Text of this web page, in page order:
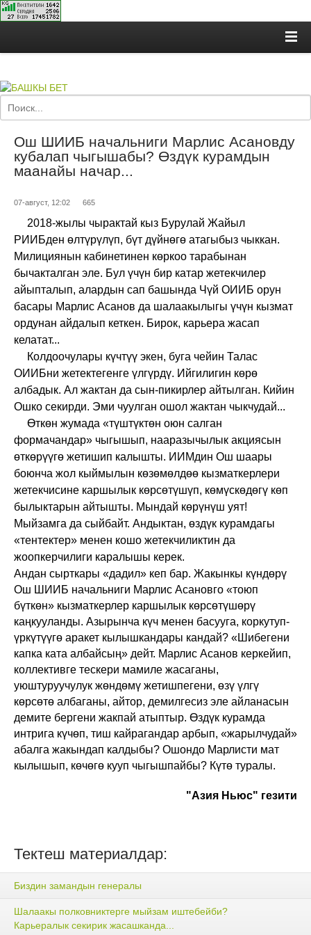
Ош ШИИБ начальниги Марлис Асановду
кубалап чыгышабы? Өздүк курамдын
маанайы начар...
07-август, 12:02 665
2018-жылы чырактай кыз Бурулай Жайыл
РИИБден өлтүрүлүп, бүт дүйнөгө атагыбыз чыккан.
Милициянын кабинетинен көркоо тарабынан
бычакталган эле. Бул үчүн бир катар жетекчилер
айыпталып, алардын сап башында Чүй ОИИБ орун
басары Марлис Асанов да шалаакылыгы үчүн кызмат
ордунан айдалып кеткен. Бирок, карьера жасап
келатат...
Колдоочулары күчтүү экен, буга чейин Талас
ОИИБни жетектегенге үлгүрдү. Ийгилигин көрө
албадык. Ал жактан да сын-пикирлер айтылган. Кийин
Ошко секирди. Эми чуулган ошол жактан чыкчудай...
Өткөн жумада «түштүктөн оюн салган
формачандар» чыгышып, нааразычылык акциясын
өткөрүүгө жетишип калышты. ИИМдин Ош шаары
боюнча жол кыймылын көзөмөлдөө кызматкерлери
жетекчисине каршылык көрсөтүшүп, көмүскөдөгү көп
былыктарын айтышты. Мындай көрүнүш уят!
Мыйзамга да сыйбайт. Андыктан, өздүк курамдагы
«тентектер» менен кошо жетекчиликтин да
жоопкерчилиги каралышы керек.
Андан сырткары «дадил» кеп бар. Жакынкы күндөрү
Ош ШИИБ начальниги Марлис Асановго «тоюп
бүткөн» кызматкерлер каршылык көрсөтүшөрү
каңкууланды. Азырынча күч менен басууга, коркутуп-
үркүтүүгө аракет кылышкандары кандай? «Шибегени
капка ката албайсың» дейт. Марлис Асанов керкейип,
коллективге тескери мамиле жасаганы,
уюштуруучулук жөндөмү жетишпегени, өзү үлгү
көрсөтө албаганы, айтор, демилгесиз эле айланасын
демите бергени жакпай атыптыр. Өздүк курамда
интрига күчөп, тиш кайрагандар арбып, «жарылчудай»
абалга жакындап калдыбы? Ошондо Марлисти мат
кылышып, көчөгө кууп чыгышпайбы? Күтө туралы.
"Азия Ньюс" гезити
Тектеш материалдар:
Биздин замандын генералы
Шалаакы полковниктерге мыйзам иштебейби?
Карьералык секирик жасашканда...